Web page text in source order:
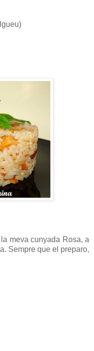
meva cunyada Rosa, a
Sempre que el preparo,